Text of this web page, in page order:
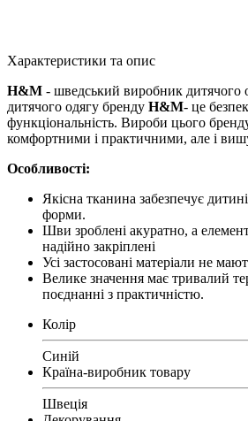
Характеристики та опис
H&M - шведський виробник дитячого
дитячого одягу бренду H&M- це
функціональність. Вироби цього
комфортними і практичними, але і
Особливості:
Якісна тканина забезпечує
форми.
Шви зроблені акуратно, а
надійно закріплені
Усі застосовані матеріали не
Велике значення має тривалий
поєднанні з практичністю.
Колір
Синій
Країна-виробник товару
Швеція